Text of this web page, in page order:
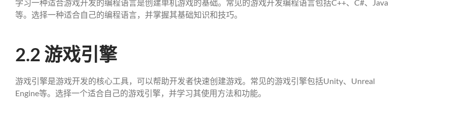
学习一种适合游戏开发的编程语言是创建单机游戏的基础。常见的游戏开发编程语言包括C++、C#、Java
等。选择一种适合自己的编程语言，并掌握其基础知识和技巧。
2.2 游戏引擎
游戏引擎是游戏开发的核心工具，可以帮助开发者快速创建游戏。常见的游戏引擎包括Unity、Unreal
Engine等。选择一个适合自己的游戏引擎，并学习其使用方法和功能。